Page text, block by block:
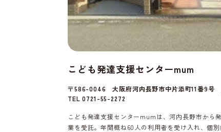
こども発達支援センターmum
〒586-0046 大阪府河内長野市中片添町11番9号
TEL 0721-55-2272
こども発達支援センターmumは、河内長野市から
業を受託。年間概ね60人の利用者を受け入れ、個